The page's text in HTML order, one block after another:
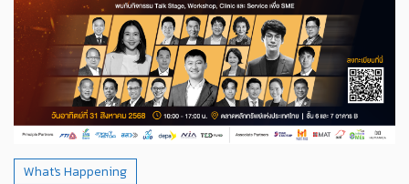
What's Happening